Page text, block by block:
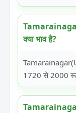
क्या भाव है?
1720 से 2000